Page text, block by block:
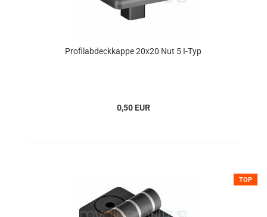
Profilabdeckkappe 20x20 Nut 5 I-Typ
0,50 EUR
TOP